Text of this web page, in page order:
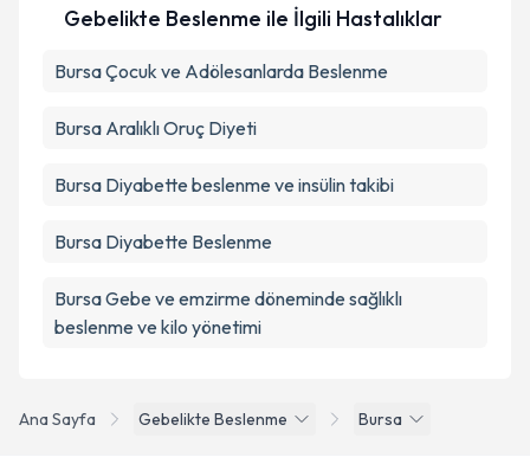
Ana Sayfa Gebelikte Beslenme Bursa
Gebelikte Beslenme ile İlgili Hastalıklar
Bursa Çocuk ve Adölesanlarda Beslenme
Bursa Aralıklı Oruç Diyeti
Bursa Diyabette beslenme ve insülin takibi
Bursa Diyabette Beslenme
Bursa Gebe ve emzirme döneminde sağlıklı
beslenme ve kilo yönetimi